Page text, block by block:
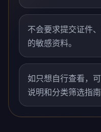
不会要求提交证件
的敏感资料。
如只想自行查看，
说明和分类筛选指南